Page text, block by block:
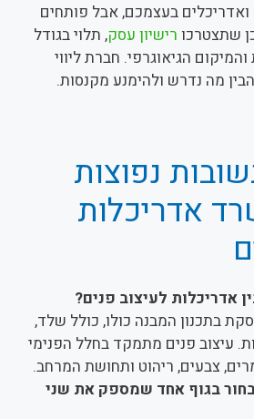
בעצמכם, אבל פותחים
שתצטרכו רישיון עסק, תלוי בגודל
הגיאוגרפי. חברת ליווי
מה נדרש ולהימנע מקנסות.
נפוצות
אדריכלות
אדריכלות לעיצוב פנים?
בתכנון המבנה כולו, כולל שלד,
עיצוב פנים מתמקד בחלל הפנימי
צבעים, ריהוט ותחושת המרחב.
בגוף אחד שמספק את שני